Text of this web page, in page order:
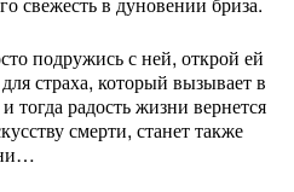
подружись с ней, открой ей
страха, который вызывает в
тогда радость жизни вернется
смерти, станет также